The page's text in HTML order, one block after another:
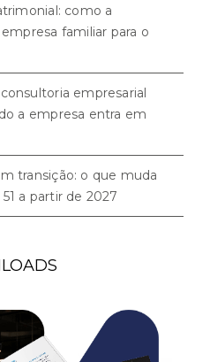
como a
familiar para o
empresarial
a empresa entra em
transição: o que muda
a partir de 2027